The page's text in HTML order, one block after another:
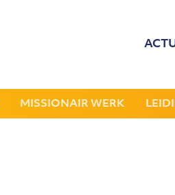
MISSIONAIR WERK